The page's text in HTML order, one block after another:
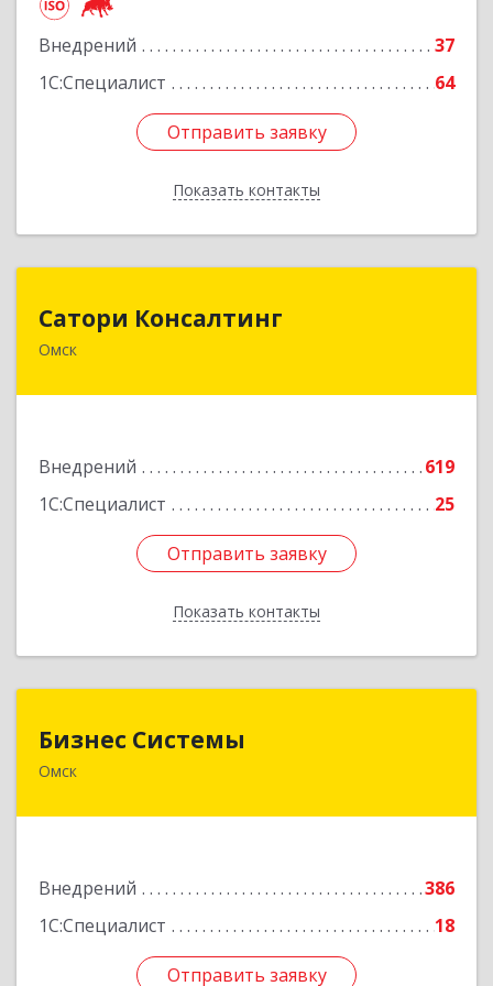
Внедрений
37
1С:Специалист
64
Отправить заявку
Показать контакты
Отправить заявку
Назад
Сатори Консалтинг
Омск
Внедрений
619
1С:Специалист
25
Отправить заявку
Показать контакты
644070, Омская обл, Омск г, Лермонтова ул,
Отправить заявку
Назад
Бизнес Системы
Омск
Внедрений
386
1С:Специалист
18
Отправить заявку
644024, Омская обл, Омск г, Т.К.Щербанева ул,
Отправить заявку